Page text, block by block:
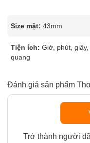
Size mặt: 43mm
Tiện ích: Giờ, phút, giây,
quang
Đánh giá sản phẩm
Trở thành người